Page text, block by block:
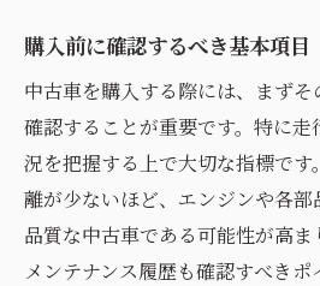
購入前に確認するべき基本項目
中古車を購入する際には、まず
確認することが重要です。特に
況を把握する上で大切な指標で
離が少ないほど、エンジンや各
品質な中古車である可能性が高
メンテナンス履歴も確認すべきポ